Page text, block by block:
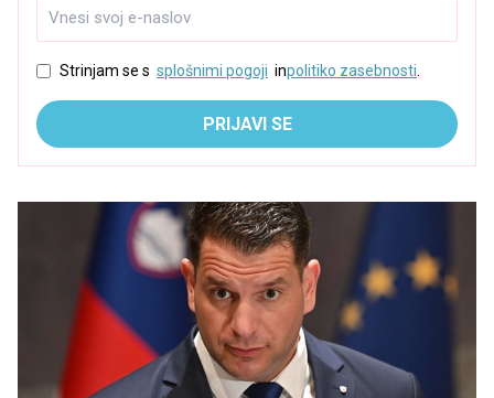
Strinjam se s splošnimi pogoji inpolitiko zasebnosti.
PRIJAVI SE